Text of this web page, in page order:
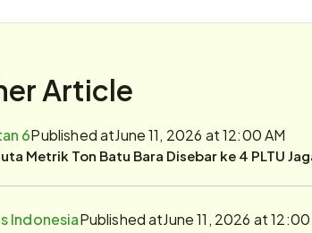
Article
6Published atJune 11, 2026 at 12:00 AM
Metrik Ton Batu Bara Disebar ke 4 PLTU
IndonesiaPublished atJune 11, 2026 at